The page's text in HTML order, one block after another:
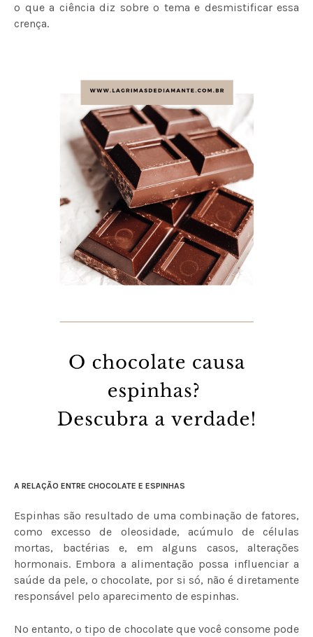
o que a ciência diz sobre o tema e desmistificar essa
crença.
A RELAÇÃO ENTRE CHOCOLATE E ESPINHAS
Espinhas são resultado de uma combinação de fatores,
como excesso de oleosidade, acúmulo de células
mortas, bactérias e, em alguns casos, alterações
hormonais. Embora a alimentação possa influenciar a
saúde da pele, o chocolate, por si só, não é diretamente
responsável pelo aparecimento de espinhas.
No entanto, o tipo de chocolate que você consome pode